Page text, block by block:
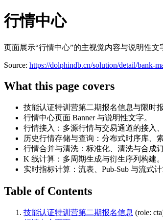
行情中心
页面展示“行情中心”的主视觉内容与说明性文
Source: https://dolphindb.cn/solution/detail/bank-
What this page covers
技能认证特训营第二期报名信息与限时
行情中心页面 Banner 与说明性文字。
行情接入：多源行情与交易通道的接入
历史行情存储与查询：分布式时序库、
行情合并与清洗：标准化、清洗与合成
K 线计算：多周期生成与衍生序列构建。
实时指标计算：流表、Pub-Sub 与流式计
Table of Contents
技能认证特训营第二期报名信息 (role: